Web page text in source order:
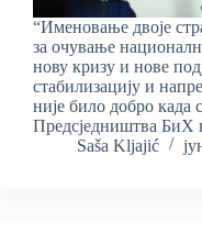
“Именовање двоје
за очување
нову кризу и нове
стабилизацију и
није било добро када
Предсједништва БиХ
Saša Kljajić